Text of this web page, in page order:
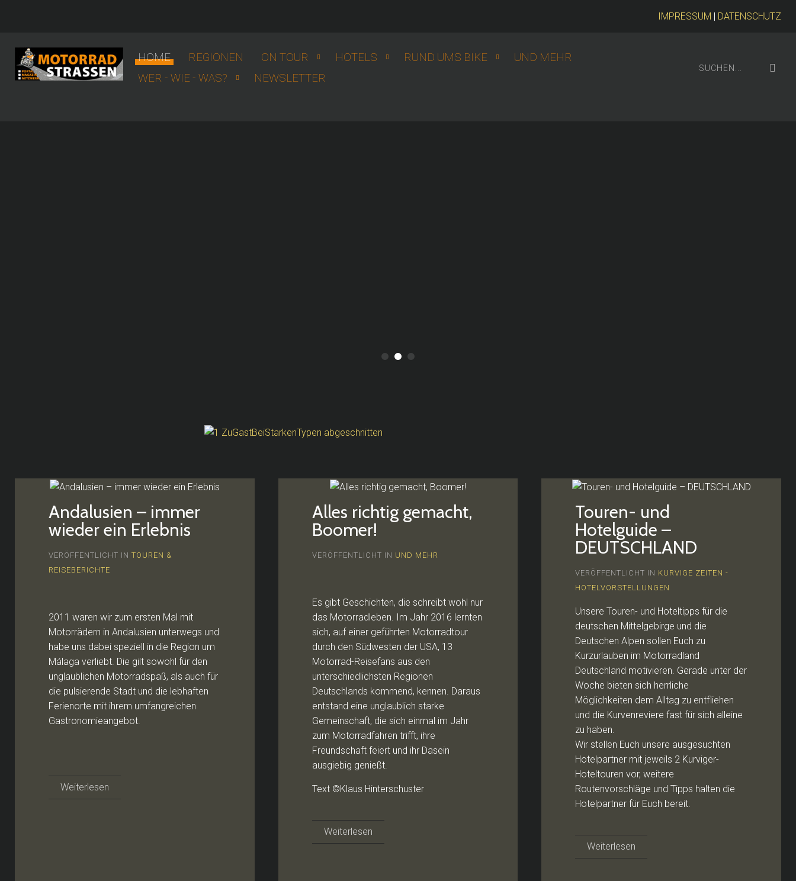
IMPRESSUM | DATENSCHUTZ
HOME REGIONEN ON TOUR HOTELS RUND UMS BIKE
UND MEHR
WER - WIE - WAS?
NEWSLETTER
Home 2
Home
Andalusien – immer
wieder ein Erlebnis
VERÖFFENTLICHT IN TOUREN &
REISEBERICHTE
2011 waren wir zum ersten Mal mit
Motorrädern in Andalusien unterwegs und
habe uns dabei speziell in die Region um
Málaga verliebt. Die gilt sowohl für den
unglaublichen Motorradspaß, als auch für
die pulsierende Stadt und die lebhaften
Ferienorte mit ihrem umfangreichen
Gastronomieangebot.
Weiterlesen
Alles richtig gemacht,
Boomer!
VERÖFFENTLICHT IN UND MEHR
Es gibt Geschichten, die schreibt wohl nur
das Motorradleben. Im Jahr 2016 lernten
sich, auf einer geführten Motorradtour
durch den Südwesten der USA, 13
Motorrad-Reisefans aus den
unterschiedlichsten Regionen
Deutschlands kommend, kennen. Daraus
entstand eine unglaublich starke
Gemeinschaft, die sich einmal im Jahr
zum Motorradfahren trifft, ihre
Freundschaft feiert und ihr Dasein
ausgiebig genießt.
Text ©Klaus Hinterschuster
Weiterlesen
Touren- und
Hotelguide –
DEUTSCHLAND
VERÖFFENTLICHT IN KURVIGE ZEITEN -
HOTELVORSTELLUNGEN
Unsere Touren- und Hoteltipps für die
deutschen Mittelgebirge und die
Deutschen Alpen sollen Euch zu
Kurzurlauben im Motorradland
Deutschland motivieren. Gerade unter der
Woche bieten sich herrliche
Möglichkeiten dem Alltag zu entfliehen
und die Kurvenreviere fast für sich alleine
zu haben.
Wir stellen Euch unsere ausgesuchten
Hotelpartner mit jeweils 2 Kurviger-
Hoteltouren vor, weitere
Routenvorschläge und Tipps halten die
Hotelpartner für Euch bereit.
Weiterlesen